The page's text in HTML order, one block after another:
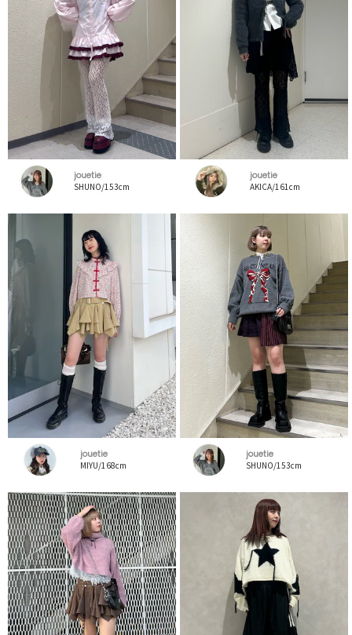
jouetie
SHUNO/153cm
jouetie
AKICA/161cm
jouetie
MIYU/168cm
jouetie
SHUNO/153cm